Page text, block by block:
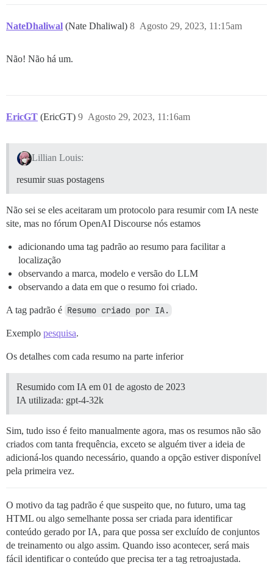
NateDhaliwal (Nate Dhaliwal) Agosto 29, 2023, 11:15am
8
Não! Não há um.
EricGT (EricGT) Agosto 29, 2023, 11:16am
9
Lillian Louis:
resumir suas postagens
Não sei se eles aceitaram um protocolo para resumir com IA neste
site, mas no fórum OpenAI Discourse nós estamos
adicionando uma tag padrão ao resumo para facilitar a
localização
observando a marca, modelo e versão do LLM
observando a data em que o resumo foi criado.
A tag padrão é Resumo criado por IA.
Exemplo pesquisa.
Os detalhes com cada resumo na parte inferior
Resumido com IA em 01 de agosto de 2023
IA utilizada: gpt-4-32k
Sim, tudo isso é feito manualmente agora, mas os resumos não são
criados com tanta frequência, exceto se alguém tiver a ideia de
adicioná-los quando necessário, quando a opção estiver disponível
pela primeira vez.
O motivo da tag padrão é que suspeito que, no futuro, uma tag
HTML ou algo semelhante possa ser criada para identificar
conteúdo gerado por IA, para que possa ser excluído de conjuntos
de treinamento ou algo assim. Quando isso acontecer, será mais
fácil identificar o conteúdo que precisa ter a tag retroajustada.